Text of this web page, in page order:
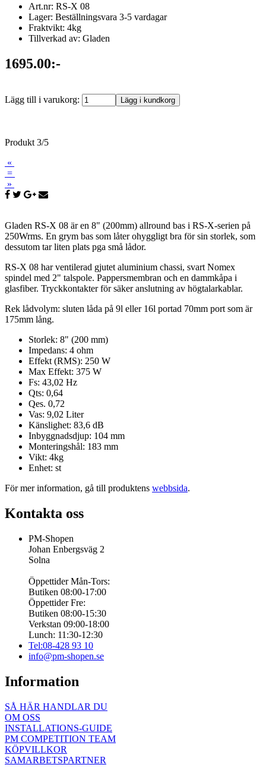
Art.nr: RS-X 08
Lager: Beställningsvara 3-5 vardagar
Fraktvikt: 4kg
Tillverkad av: Gladen
1695.00:-
Lägg till i varukorg:
Produkt 3/5
«
=
»
Gladen RS-X 08 är en 8" (200mm) allround bas i RS-X-serien på
250Wrms. En grym bas som låter ohyggligt bra för sin storlek, som
dessutom tar liten plats pga små lådor.
RS-X 08 har ventilerad gjutet aluminium chassi, svart Nomex
spindel med 2" talspole. Pappersmembran och en dammkåpa i
glasfiber. Tryckkontakter för säker anslutning av högtalarkablar.
Rek lådvolym: sluten låda på 9l eller 16l portad 70mm port som är
175mm lång.
Storlek: 8" (200 mm)
Impedans: 4 ohm
Effekt (RMS): 250 W
Max Effekt: 375 W
Fs: 43,02 Hz
Qts: 0,64
Qes. 0,72
Vas: 9,02 Liter
Känslighet: 83,6 dB
Inbyggnadsdjup: 104 mm
Monteringshål: 183 mm
Vikt: 4kg
Enhet: st
För mer information, gå till produktens webbsida.
Kontakta oss
PM-Shopen
Johan Enbergsväg 2
Solna
Öppettider Mån-Tors:
Butiken 08:00-17:00
Öppettider Fre:
Butiken 08:00-15:30
Verkstan 09:00-18:00
Lunch: 11:30-12:30
Tel:08-428 93 10
info@pm-shopen.se
Information
SÅ HÄR HANDLAR DU
OM OSS
INSTALLATIONS-GUIDE
PM COMPETITION TEAM
KÖPVILLKOR
SAMARBETSPARTNER